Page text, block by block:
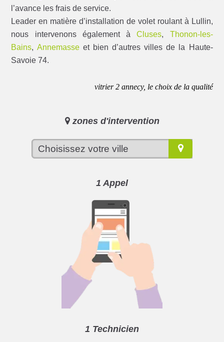
l’avance les frais de service.
Leader en matière d’installation de volet roulant à Lullin,
nous intervenons également àCluses, Thonon-les-
Bains, Annemasseet bien d’autres villes de la Haute-
Savoie 74.
vitrier 2 annecy, le choix de la qualité
zones d'intervention
1 Appel
1 Technicien